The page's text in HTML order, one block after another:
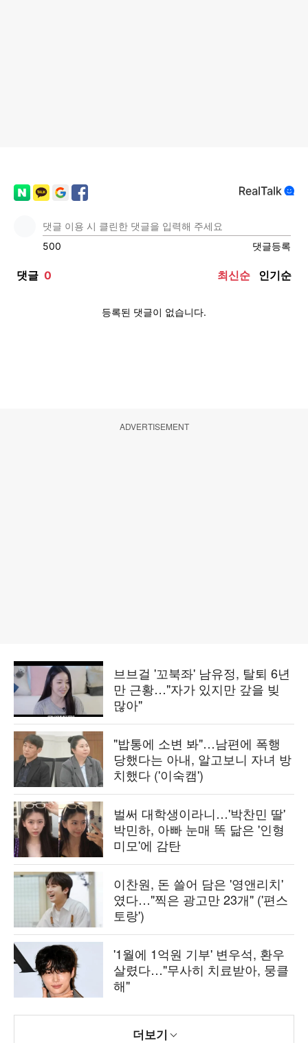
ADVERTISEMENT
브브걸 '꼬북좌' 남유정, 탈퇴 6년
만 근황…"자가 있지만 갚을 빚
많아"
"밥통에 소변 봐"…남편에 폭행
당했다는 아내, 알고보니 자녀 방
치했다 ('이숙캠')
벌써 대학생이라니…'박찬민 딸'
박민하, 아빠 눈매 똑 닮은 '인형
미모'에 감탄
이찬원, 돈 쓸어 담은 '영앤리치'
였다…"찍은 광고만 23개" ('편스
토랑')
'1월에 1억원 기부' 변우석, 환우
살렸다…"무사히 치료받아, 뭉클
해"
더보기